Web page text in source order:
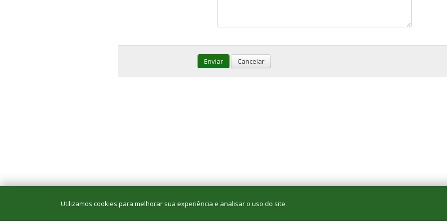
Utilizamos cookies para melhorar sua experiência e analisar o uso do site.
Enviar Cancelar